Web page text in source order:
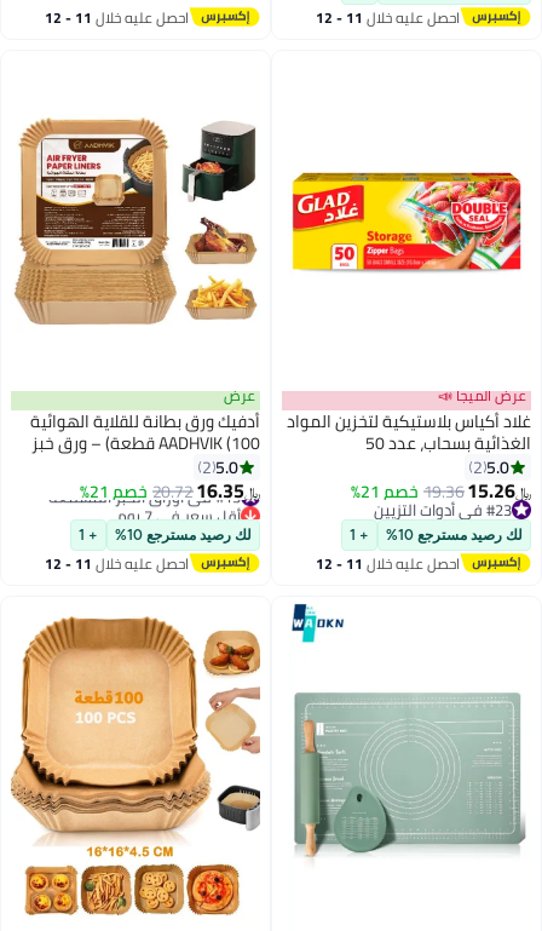
احصل عليه خلال 11 - 12 احصل عليه خلال 11 - 12
عرض الميجا 📣
غلاد أكياس بلاستيكية لتخزين المواد
الغذائية بسحاب، عدد 50
5.0
2
﷼‏15.26
19.36خصم 21%
#23 في أدوات التزيين
#23 في أدوات التزيين
لك رصيد مسترجع 10% + 1
احصل عليه خلال 11 - 12
عرض
أدفيك ورق بطانة للقلاية الهوائية
AADHVIK (100 قطعة) – ورق خبز
للاستخدام لمرة واحدة غير لاصق
للقلاية الهوائية، مقاوم للزيت،
مقاوم للماء ومقاوم للحرارة من
درجة أمان الغذاء للطهي، الخبز،
التحميص والقلي
5.0
2
﷼‏16.35
20.72خصم 21% #13 في أوراق الخبز المشمعة
أقل سعر في 7 يوم
#13 في أوراق الخبز المشمعة
لك رصيد مسترجع 10% + 1
احصل عليه خلال 11 - 12